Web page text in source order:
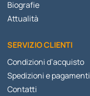
Biografie
Attualità
SERVIZIO CLIENTI
Condizioni d’acquisto
Spedizioni e pagamenti
Contatti